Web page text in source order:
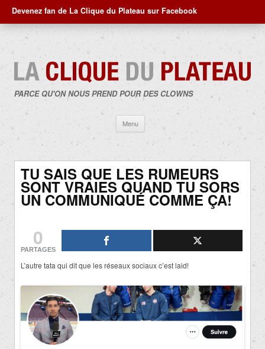
Devenez fan de La Clique du Plateau sur Facebook
PARCE QU'ON NOUS PREND POUR DES CLOWNS
Menu
contenu
TU SAIS QUE LES RUMEURS
SONT VRAIES QUAND TU SORS
UN COMMUNIQUÉ COMME ÇA!
0
PARTAGES
L’autre tata qui dit que les réseaux sociaux c’est laid!